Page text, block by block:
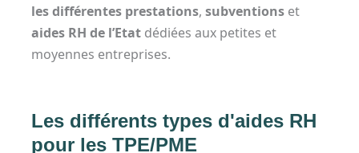
les différentes prestations, subventions et
aides RH de l’Etatdédiées aux petites et
moyennes entreprises.
Les différents types d'aides RH
pour les TPE/PME